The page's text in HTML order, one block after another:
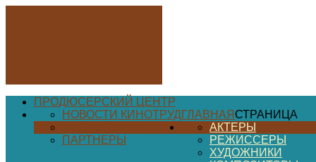
ПРОДЮСЕРСКИЙ ЦЕНТР
ГЛАВНАЯСТРАНИЦА
НОВОСТИ КИНОТРУД
ПАРТНЕРЫ
АКТЕРЫ
РЕЖИССЕРЫ
ХУДОЖНИКИ